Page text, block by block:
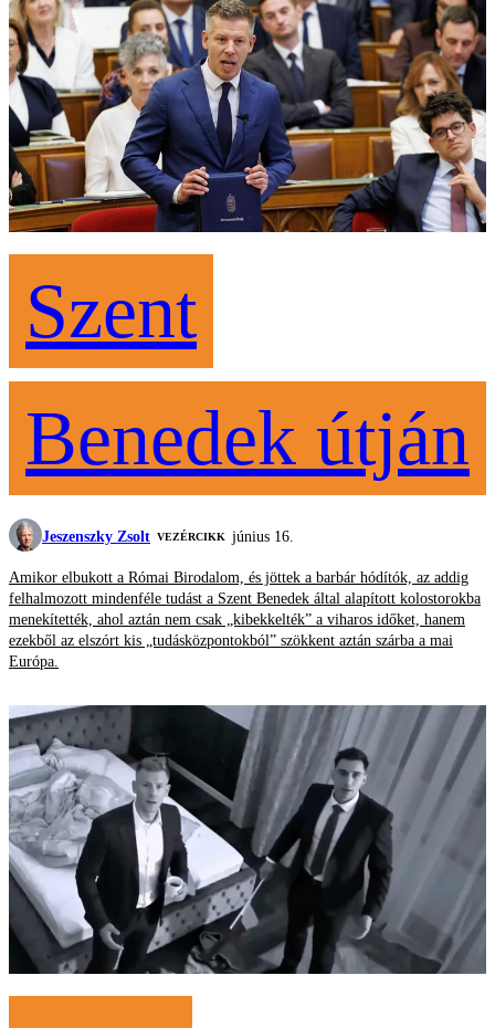
Szent
Benedek útján
Jeszenszky Zsolt VEZÉRCIKK június 16.
Amikor elbukott a Római Birodalom, és jöttek a barbár hódítók, az addig
felhalmozott mindenféle tudást a Szent Benedek által alapított kolostorokba
menekítették, ahol aztán nem csak „kibekkelték” a viharos időket, hanem
ezekből az elszórt kis „tudásközpontokból” szökkent aztán szárba a mai
Európa.